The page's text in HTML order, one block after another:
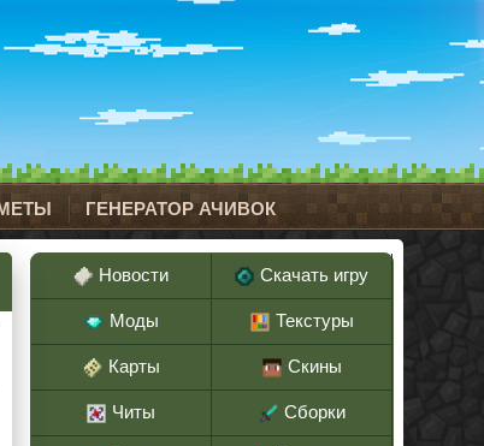
ГЕНЕРАТОР АЧИВОК
Новости Скачать игру
Моды Текстуры
Карты Скины
Читы Сборки